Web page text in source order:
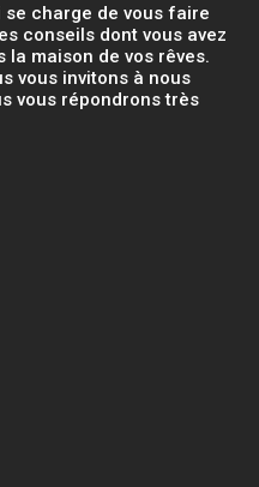
charge de vous faire
conseils dont vous avez
maison de vos rêves.
vous invitons à nous
vous répondrons très